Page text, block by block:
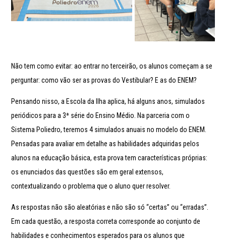
Não tem como evitar: ao entrar no terceirão, os alunos começam a se
perguntar: como vão ser as provas do Vestibular? E as do ENEM?
Pensando nisso, a Escola da Ilha aplica, há alguns anos, simulados
periódicos para a 3ª série do Ensino Médio. Na parceria com o
Sistema Poliedro, teremos 4 simulados anuais no modelo do ENEM.
Pensadas para avaliar em detalhe as habilidades adquiridas pelos
alunos na educação básica, esta prova tem características próprias:
os enunciados das questões são em geral extensos,
contextualizando o problema que o aluno quer resolver.
As respostas não são aleatórias e não são só “certas” ou “erradas”.
Em cada questão, a resposta correta corresponde ao conjunto de
habilidades e conhecimentos esperados para os alunos que